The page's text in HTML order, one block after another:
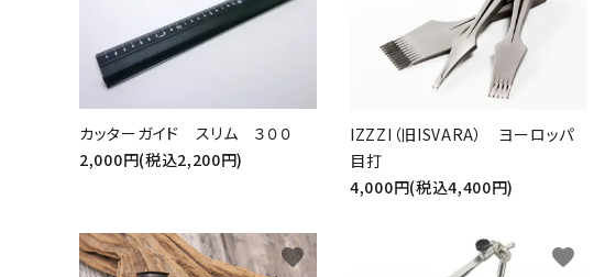
カッターガイド スリム ３００
2,000円(税込2,200円)
IZZZI（旧ISVARA） ヨーロッパ
目打
4,000円(税込4,400円)
favorite favorite